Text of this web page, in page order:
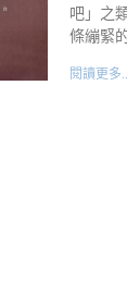
吧」之
條繃緊
閱讀更多